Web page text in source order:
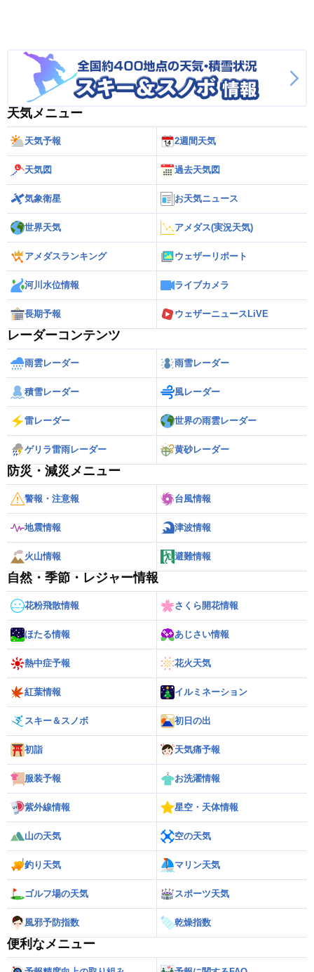
天気メニュー
天気予報 2週間天気
天気図 過去天気図
気象衛星 お天気ニュース
世界天気 アメダス(実況天気)
アメダスランキング ウェザーリポート
河川水位情報 ライブカメラ
長期予報 ウェザーニュースLiVE
レーダーコンテンツ
雨雲レーダー 雨雪レーダー
積雪レーダー 風レーダー
雷レーダー 世界の雨雲レーダー
ゲリラ雷雨レーダー 黄砂レーダー
防災・減災メニュー
警報・注意報 台風情報
地震情報 津波情報
火山情報 避難情報
自然・季節・レジャー情報
花粉飛散情報 さくら開花情報
ほたる情報 あじさい情報
熱中症予報 花火天気
紅葉情報 イルミネーション
スキー＆スノボ 初日の出
初詣 天気痛予報
服装予報 お洗濯情報
紫外線情報 星空・天体情報
山の天気 空の天気
釣り天気 マリン天気
ゴルフ場の天気 スポーツ天気
風邪予防指数 乾燥指数
便利なメニュー